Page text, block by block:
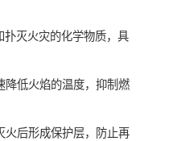
扑灭火灾的化学物质，具
降低火焰的温度，抑制燃
火后形成保护层，防止再